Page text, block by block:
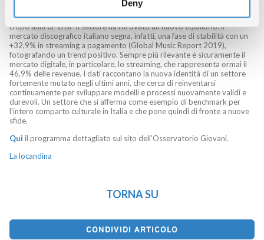
Deny
Dopo anni di “crisi” il settore ha ritrovato un nuovo equilibrio: il
mercato discografico italiano segna, infatti, una fase di stabilità con un
+32,9% in streaming a pagamento (Global Music Report 2019),
fotografando un trend positivo. Sempre più rilevante è sicuramente il
mercato digitale, in particolare, lo streaming, che rappresenta ormai il
46,9% delle revenue. I dati raccontano la nuova identità di un settore
fortemente mutato negli ultimi anni, che cerca di reinventarsi
continuamente per sviluppare modelli e processi nuovamente validi e
durevoli. Un settore che si afferma come esempio di benchmark per
l’intero comparto culturale in Italia e che pone quindi di fronte a nuove
sfide.
Qui il programma dettagliato sul sito dell’Osservatorio Giovani.
La locandina
TORNA SU
CONDIVIDI ARTICOLO